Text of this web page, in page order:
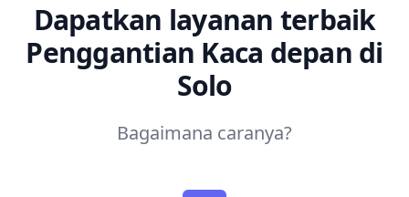
Dapatkan layanan terbaik
Penggantian Kaca depan di
Solo
Bagaimana caranya?